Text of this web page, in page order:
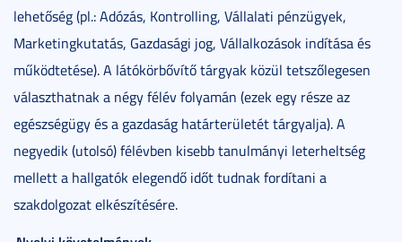
lehetőség (pl.: Adózás, Kontrolling, Vállalati pénzügyek,
Marketingkutatás, Gazdasági jog, Vállalkozások indítása és
működtetése). A látókörbővítő tárgyak közül tetszőlegesen
választhatnak a négy félév folyamán (ezek egy része az
egészségügy és a gazdaság határterületét tárgyalja). A
negyedik (utolsó) félévben kisebb tanulmányi leterheltség
mellett a hallgatók elegendő időt tudnak fordítani a
szakdolgozat elkészítésére.